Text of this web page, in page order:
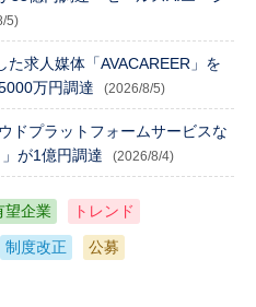
5)
た求人媒体「AVACAREER」を
万円調達
(2026/8/5)
ドプラットフォームサービスな
が1億円調達
(2026/8/4)
望企業 トレンド
制度改正 公募